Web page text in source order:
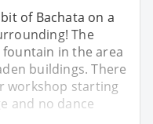
of Bachata on a
The
in the area
buildings. There
workshop starting
and no dance